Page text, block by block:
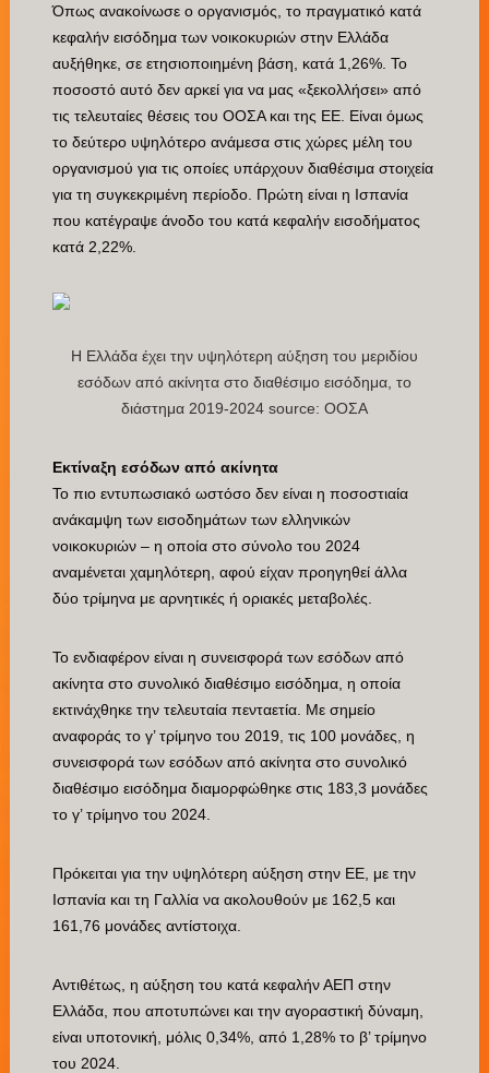
Όπως ανακοίνωσε ο οργανισμός, το πραγματικό κατά
κεφαλήν εισόδημα των νοικοκυριών στην Ελλάδα
αυξήθηκε, σε ετησιοποιημένη βάση, κατά 1,26%. Το
ποσοστό αυτό δεν αρκεί για να μας «ξεκολλήσει» από
τις τελευταίες θέσεις του ΟΟΣΑ και της ΕΕ. Είναι όμως
το δεύτερο υψηλότερο ανάμεσα στις χώρες μέλη του
οργανισμού για τις οποίες υπάρχουν διαθέσιμα στοιχεία
για τη συγκεκριμένη περίοδο. Πρώτη είναι η Ισπανία
που κατέγραψε άνοδο του κατά κεφαλήν εισοδήματος
κατά 2,22%.
H Eλλάδα έχει την υψηλότερη αύξηση του μεριδίου
εσόδων από ακίνητα στο διαθέσιμο εισόδημα, το
διάστημα 2019-2024 source: ΟΟΣΑ
Εκτίναξη εσόδων από ακίνητα
Το πιο εντυπωσιακό ωστόσο δεν είναι η ποσοστιαία
ανάκαμψη των εισοδημάτων των ελληνικών
νοικοκυριών – η οποία στο σύνολο του 2024
αναμένεται χαμηλότερη, αφού είχαν προηγηθεί άλλα
δύο τρίμηνα με αρνητικές ή οριακές μεταβολές.
Το ενδιαφέρον είναι η συνεισφορά των εσόδων από
ακίνητα στο συνολικό διαθέσιμο εισόδημα, η οποία
εκτινάχθηκε την τελευταία πενταετία. Με σημείο
αναφοράς το γ’ τρίμηνο του 2019, τις 100 μονάδες, η
συνεισφορά των εσόδων από ακίνητα στο συνολικό
διαθέσιμο εισόδημα διαμορφώθηκε στις 183,3 μονάδες
το γ’ τρίμηνο του 2024.
Πρόκειται για την υψηλότερη αύξηση στην ΕΕ, με την
Ισπανία και τη Γαλλία να ακολουθούν με 162,5 και
161,76 μονάδες αντίστοιχα.
Αντιθέτως, η αύξηση του κατά κεφαλήν ΑΕΠ στην
Ελλάδα, που αποτυπώνει και την αγοραστική δύναμη,
είναι υποτονική, μόλις 0,34%, από 1,28% το β’ τρίμηνο
του 2024.